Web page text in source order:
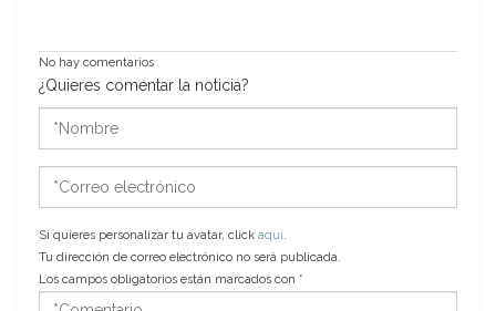
No hay comentarios
¿Quieres comentar la noticia?
electrónico
Si quieres personalizar tu avatar, click aquí.
Tu dirección de correo electrónico no será publicada.
Los campos obligatorios están marcados con *
*Comentario